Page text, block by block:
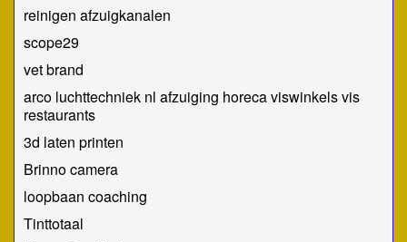
reinigen afzuigkanalen
scope29
vet brand
arco luchttechniek nl afzuiging horeca viswinkels vis
restaurants
3d laten printen
Brinno camera
loopbaan coaching
Tinttotaal